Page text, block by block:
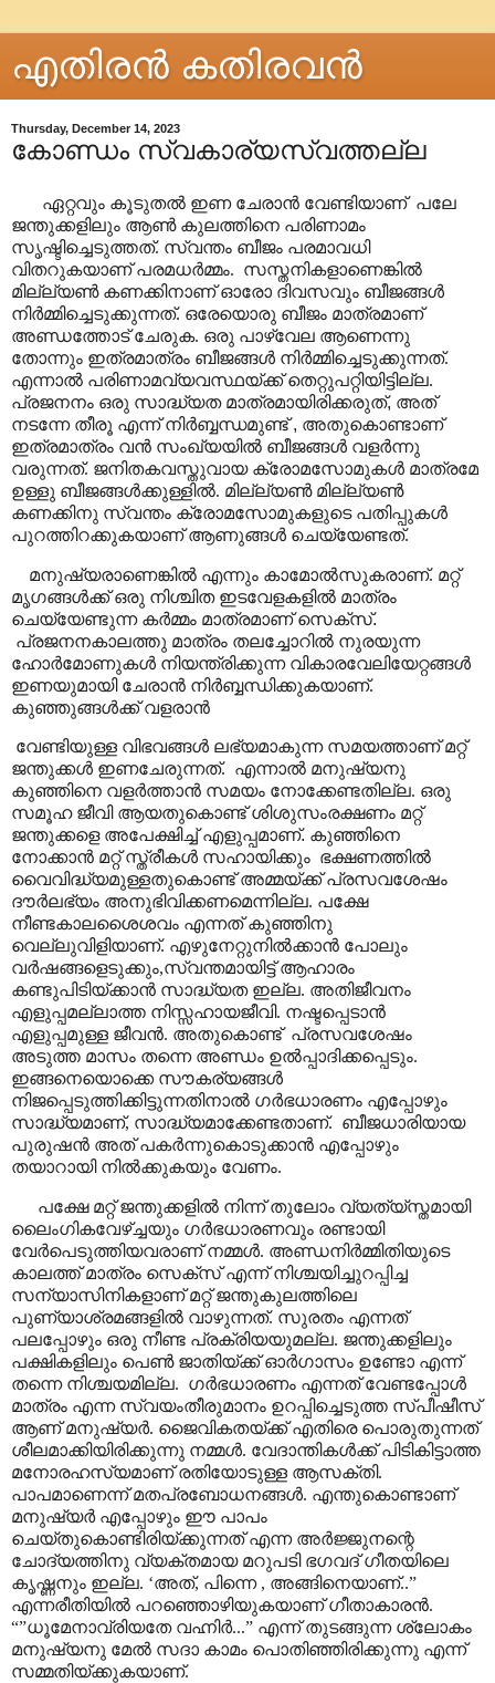
എതിരന്‍ കതിരവന്‍
Thursday, December 14, 2023
കോണ്ഡം സ്വകാര്യസ്വത്തല്ല
ഏറ്റവും കൂടുതൽ ഇണ ചേരാൻ വേണ്ടിയാണ് പലേ
ജന്തുക്കളിലും ആൺ കുലത്തിനെ പരിണാമം
സൃഷ്ടിച്ചെടുത്തത്. സ്വന്തം ബീജം പരമാവധി
വിതറുകയാണ് പരമധർമ്മം. സസ്തനികളാണെങ്കിൽ
മില്ല്യൺ കണക്കിനാണ് ഓരോ ദിവസവും ബീജങ്ങൾ
നിർമ്മിച്ചെടുക്കുന്നത്. ഒരേയൊരു ബീജം മാത്രമാണ്
അണ്ഡത്തോട് ചേരുക. ഒരു പാഴ്വേല ആണെന്നു
തോന്നും ഇത്രമാത്രം ബീജങ്ങൾ നിർമ്മിച്ചെടുക്കുന്നത്.
എന്നാൽ പരിണാമവ്യവസ്ഥയ്ക്ക് തെറ്റുപറ്റിയിട്ടില്ല.
പ്രജനനം ഒരു സാദ്ധ്യത മാത്രമായിരിക്കരുത്, അത്
നടന്നേ തീരൂ എന്ന് നിർബ്ബന്ധമുണ്ട്, അതുകൊണ്ടാണ്
ഇത്രമാത്രം വൻ സംഖ്യയിൽ ബീജങ്ങൾ വളർന്നു
വരുന്നത്. ജനിതകവസ്തുവായ ക്രോമസോമുകൾ മാത്രമേ
ഉള്ളു ബീജങ്ങൾക്കുള്ളിൽ. മില്ല്യൺ മില്ല്യൺ
കണക്കിനു സ്വന്തം ക്രോമസോമുകളുടെ പതിപ്പുകൾ
പുറത്തിറക്കുകയാണ് ആണുങ്ങൾ ചെയ്യേണ്ടത്.
മനുഷ്യരാണെങ്കിൽ എന്നും കാമോൽസുകരാണ്. മറ്റ്
മൃഗങ്ങൾക്ക് ഒരു നിശ്ചിത ഇടവേളകളിൽ മാത്രം
ചെയ്യേണ്ടുന്ന കർമ്മം മാത്രമാണ് സെക്സ്.
പ്രജനനകാലത്തു മാത്രം തലച്ചോറിൽ നുരയുന്ന
ഹോർമോണുകൾ നിയന്ത്രിക്കുന്ന വികാരവേലിയേറ്റങ്ങൾ
ഇണയുമായി ചേരാൻ നിർബ്ബന്ധിക്കുകയാണ്.
കുഞ്ഞുങ്ങൾക്ക് വളരാൻ
വേണ്ടിയുള്ള വിഭവങ്ങൾ ലഭ്യമാകുന്ന സമയത്താണ് മറ്റ്
ജന്തുക്കൾ ഇണചേരുന്നത്. എന്നാൽ മനുഷ്യനു
കുഞ്ഞിനെ വളർത്താൻ സമയം നോക്കേണ്ടതില്ല. ഒരു
സമൂഹ ജീവി ആയതുകൊണ്ട് ശിശുസംരക്ഷണം മറ്റ്
ജന്തുക്കളെ അപേക്ഷിച്ച് എളുപ്പമാണ്. കുഞ്ഞിനെ
നോക്കാൻ മറ്റ് സ്ത്രീകൾ സഹായിക്കും ഭക്ഷണത്തിൽ
വൈവിദ്ധ്യമുള്ളതുകൊണ്ട് അമ്മയ്ക്ക് പ്രസവശേഷം
ദൗർലഭ്യം അനുഭിവിക്കണമെന്നില്ല. പക്ഷേ
നീണ്ടകാലശൈശവം എന്നത് കുഞ്ഞിനു
വെല്ലുവിളിയാണ്. എഴുനേറ്റുനിൽക്കാൻ പോലും
വർഷങ്ങളെടുക്കും,സ്വന്തമായിട്ട് ആഹാരം
കണ്ടുപിടിയ്ക്കാൻ സാദ്ധ്യത ഇല്ല. അതിജീവനം
എളുപ്പമല്ലാത്ത നിസ്സഹായജീവി. നഷ്ടപ്പെടാൻ
എളുപ്പമുള്ള ജീവൻ. അതുകൊണ്ട് പ്രസവശേഷം
അടുത്ത മാസം തന്നെ അണ്ഡം ഉൽപ്പാദിക്കപ്പെടും.
ഇങ്ങനെയൊക്കെ സൗകര്യങ്ങൾ
നിജപ്പെടുത്തിക്കിട്ടുന്നതിനാൽ ഗർഭധാരണം എപ്പോഴും
സാദ്ധ്യമാണ്, സാദ്ധ്യമാക്കേണ്ടതാണ്. ബീജധാരിയായ
പുരുഷൻ അത് പകർന്നുകൊടുക്കാൻ എപ്പോഴും
തയാറായി നിൽക്കുകയും വേണം.
പക്ഷേ മറ്റ് ജന്തുക്കളിൽ നിന്ന് തുലോം വ്യത്യ്സ്തമായി
ലൈംഗികവേഴ്ച്ചയും ഗർഭധാരണവും രണ്ടായി
വേർപെടുത്തിയവരാണ് നമ്മൾ. അണ്ഡനിർമ്മിതിയുടെ
കാലത്ത് മാത്രം സെക്സ് എന്ന് നിശ്ചയിച്ചുറപ്പിച്ച
സന്യാസിനികളാണ് മറ്റ് ജന്തുകുലത്തിലെ
പുണ്യാശ്രമങ്ങളിൽ വാഴുന്നത്. സുരതം എന്നത്
പലപ്പോഴും ഒരു നീണ്ട പ്രക്രിയയുമല്ല. ജന്തുക്കളിലും
പക്ഷികളിലും പെൺ ജാതിയ്ക്ക് ഓർഗാസം ഉണ്ടോ എന്ന്
തന്നെ നിശ്ചയമില്ല. ഗർഭധാരണം എന്നത് വേണ്ടപ്പോൾ
മാത്രം എന്ന സ്വയംതീരുമാനം ഉറപ്പിച്ചെടുത്ത സ്പീഷീസ്
ആണ് മനുഷ്യർ. ജൈവികതയ്ക്ക് എതിരെ പൊരുതുന്നത്
ശീലമാക്കിയിരിക്കുന്നു നമ്മൾ. വേദാന്തികൾക്ക് പിടികിട്ടാത്ത
മനോരഹസ്യമാണ് രതിയോടുള്ള ആസക്തി.
പാപമാണെന്ന് മതപ്രബോധനങ്ങൾ. എന്തുകൊണ്ടാണ്
മനുഷ്യർ എപ്പോഴും ഈ പാപം
ചെയ്തുകൊണ്ടിരിയ്ക്കുന്നത് എന്ന അർജ്ജുനന്റെ
ചോദ്യത്തിനു വ്യക്തമായ മറുപടി ഭഗവദ് ഗീതയിലെ
കൃഷ്ണനും ഇല്ല. ‘അത്, പിന്നെ , അങ്ങിനെയാണ്..”
എന്നരീതിയിൽ പറഞ്ഞൊഴിയുകയാണ് ഗീതാകാരൻ.
“”ധൂമേനാവ്രിയതേ വഹ്നിർ...” എന്ന് തുടങ്ങുന്ന ശ്ലോകം
മനുഷ്യനു മേൽ സദാ കാമം പൊതിഞ്ഞിരിക്കുന്നു എന്ന്
സമ്മതിയ്ക്കുകയാണ്.